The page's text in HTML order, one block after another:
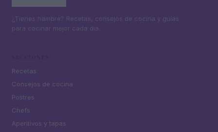
¿Tienes hambre? Recetas, consejos de cocina y guías
para cocinar mejor cada día.
Recetas
Consejos de cocina
Postres
Chefs
Aperitivos y tapas